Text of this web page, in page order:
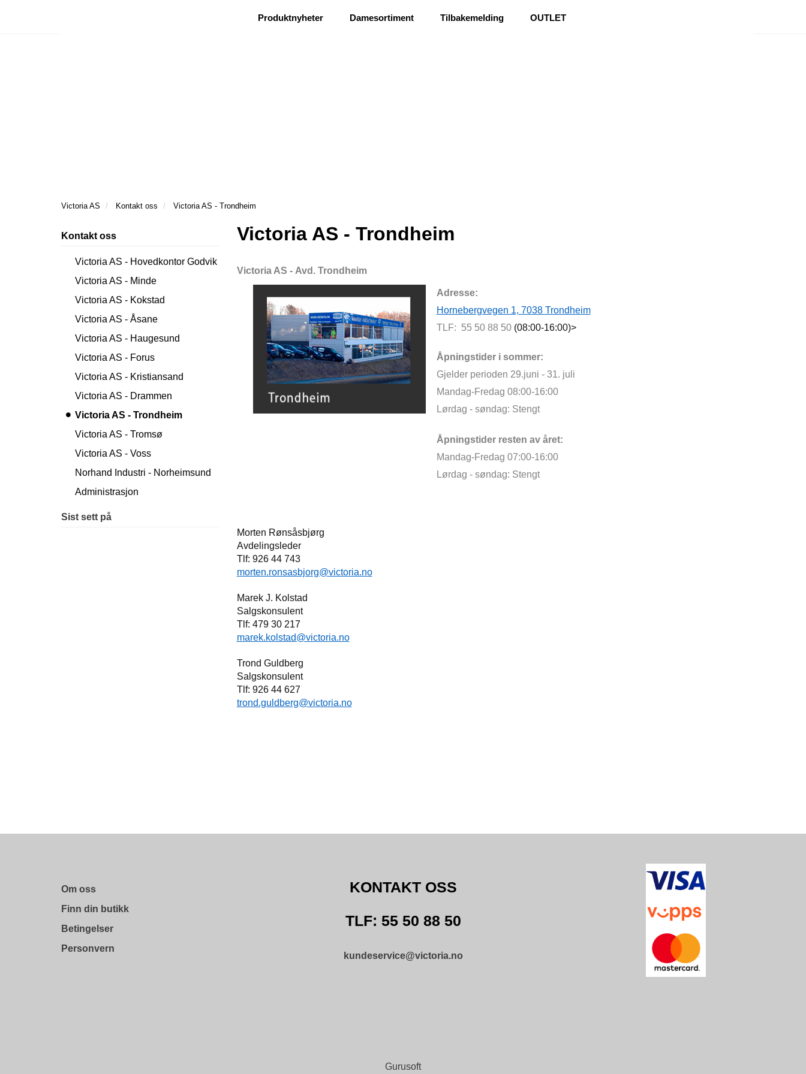
Ønsker besøk| Ris og ros
Produktnyheter Damesortiment Tilbakemelding OUTLET
Victoria AS Kontakt oss Victoria AS - Trondheim
Kontakt oss
Victoria AS - Hovedkontor Godvik
Victoria AS - Minde
Victoria AS - Kokstad
Victoria AS - Åsane
Victoria AS - Haugesund
Victoria AS - Forus
Victoria AS - Kristiansand
Victoria AS - Drammen
Victoria AS - Trondheim
Victoria AS - Tromsø
Victoria AS - Voss
Norhand Industri - Norheimsund
Administrasjon
Sist sett på
Victoria AS - Trondheim
Victoria AS - Avd. Trondheim
Adresse:
Hornebergvegen 1, 7038 Trondheim
TLF: 55 50 88 50 (08:00-16:00)>
Åpningstider i sommer:
Gjelder perioden 29.juni - 31. juli
Mandag-Fredag 08:00-16:00
Lørdag - søndag: Stengt
Åpningstider resten av året:
Mandag-Fredag 07:00-16:00
Lørdag - søndag: Stengt
Morten Rønsåsbjørg
Avdelingsleder
Tlf: 926 44 743
morten.ronsasbjorg@victoria.no
Marek J. Kolstad
Salgskonsulent
Tlf: 479 30 217
marek.kolstad@victoria.no
Trond Guldberg
Salgskonsulent
Tlf: 926 44 627
trond.guldberg@victoria.no
Om oss
Finn din butikk
Betingelser
Personvern
KONTAKT OSS
TLF: 55 50 88 50
kundeservice@victoria.no
Gurusoft